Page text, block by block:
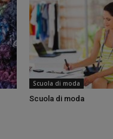
Scuola di moda
Scuola di moda